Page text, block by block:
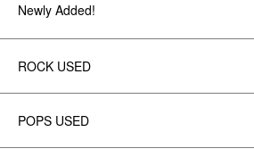
Newly Added!
ROCK USED
POPS USED